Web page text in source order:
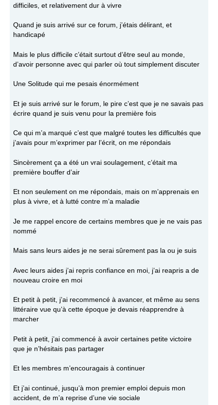
difficiles, et relativement dur à vivre
Quand je suis arrivé sur ce forum, j’étais délirant, et
handicapé
Mais le plus difficile c’était surtout d’être seul au monde,
d’avoir personne avec qui parler où tout simplement discuter
Une Solitude qui me pesais énormément
Et je suis arrivé sur le forum, le pire c’est que je ne savais pas
écrire quand je suis venu pour la première fois
Ce qui m’a marqué c’est que malgré toutes les difficultés que
j’avais pour m’exprimer par l’écrit, on me répondais
Sincèrement ça a été un vrai soulagement, c’était ma
première bouffer d’air
Et non seulement on me répondais, mais on m’apprenais en
plus à vivre, et à lutté contre m’a maladie
Je me rappel encore de certains membres que je ne vais pas
nommé
Mais sans leurs aides je ne serai sûrement pas la ou je suis
Avec leurs aides j’ai repris confiance en moi, j’ai reapris a de
nouveau croire en moi
Et petit à petit, j’ai recommencé à avancer, et même au sens
littéraire vue qu’à cette époque je devais réapprendre à
marcher
Petit à petit, j’ai commencé à avoir certaines petite victoire
que je n’hésitais pas partager
Et les membres m’encouragais à continuer
Et j’ai continué, jusqu’à mon premier emploi depuis mon
accident, de m’a reprise d’une vie sociale